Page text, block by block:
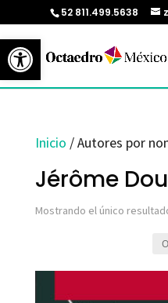
Abrir barra de herramientas
52 811.499.5638
Inicio / Autores por
Jérôme
Mostrando el único